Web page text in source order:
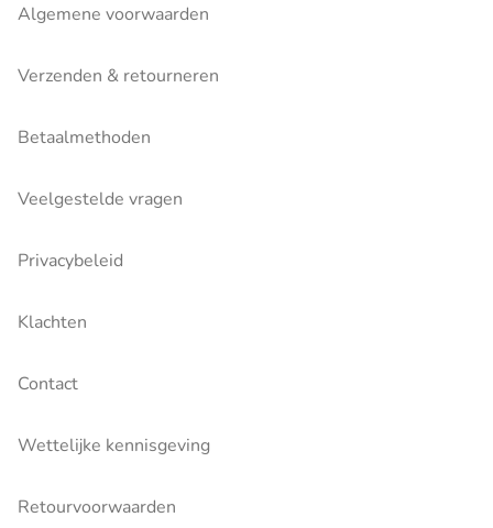
Algemene voorwaarden
Verzenden & retourneren
Betaalmethoden
Veelgestelde vragen
Privacybeleid
Klachten
Contact
Wettelijke kennisgeving
Retourvoorwaarden